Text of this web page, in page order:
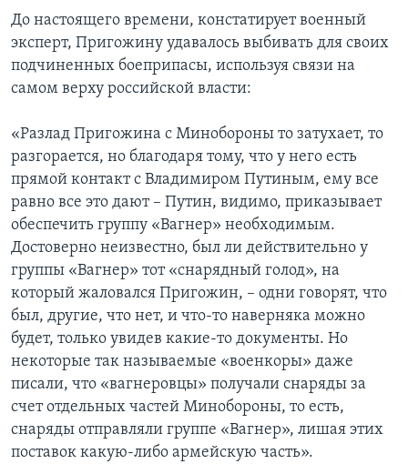
До настоящего времени, констатирует военный
эксперт, Пригожину удавалось выбивать для своих
подчиненных боеприпасы, используя связи на
самом верху российской власти:
«Разлад Пригожина с Минобороны то затухает, то
разгорается, но благодаря тому, что у него есть
прямой контакт с Владимиром Путиным, ему все
равно все это дают – Путин, видимо, приказывает
обеспечить группу «Вагнер» необходимым.
Достоверно неизвестно, был ли действительно у
группы «Вагнер» тот «снарядный голод», на
который жаловался Пригожин, – одни говорят, что
был, другие, что нет, и что-то наверняка можно
будет, только увидев какие-то документы. Но
некоторые так называемые «военкоры» даже
писали, что «вагнеровцы» получали снаряды за
счет отдельных частей Минобороны, то есть,
снаряды отправляли группе «Вагнер», лишая этих
поставок какую-либо армейскую часть».